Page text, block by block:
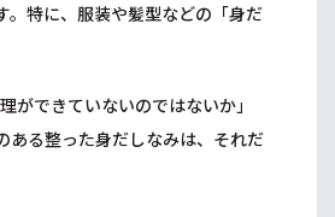
。特に、服装や髪型などの「身だ
できていないのではないか」
ある整った身だしなみは、それだ